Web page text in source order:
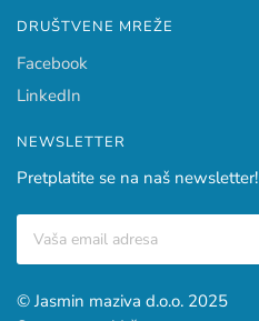
DRUŠTVENE MREŽE
Facebook
LinkedIn
NEWSLETTER
Pretplatite se na naš newsletter!
© Jasmin maziva d.o.o. 2025